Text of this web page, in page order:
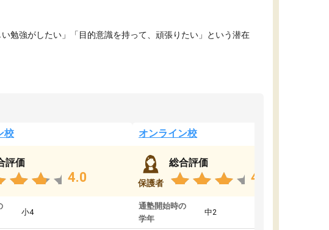
勉強がしたい」「目的意識を持って、頑張りたい」という潜在
校
評価
4.0
小4
オンライン校
保護者
総合評価
4.4
通塾開始時の
学年
中2